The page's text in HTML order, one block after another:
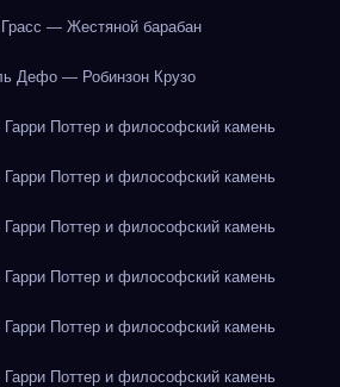
Грасс — Жестяной барабан
Дефо — Робинзон Крузо
Поттер и философский камень
Поттер и философский камень
Поттер и философский камень
Поттер и философский камень
Поттер и философский камень
Поттер и философский камень